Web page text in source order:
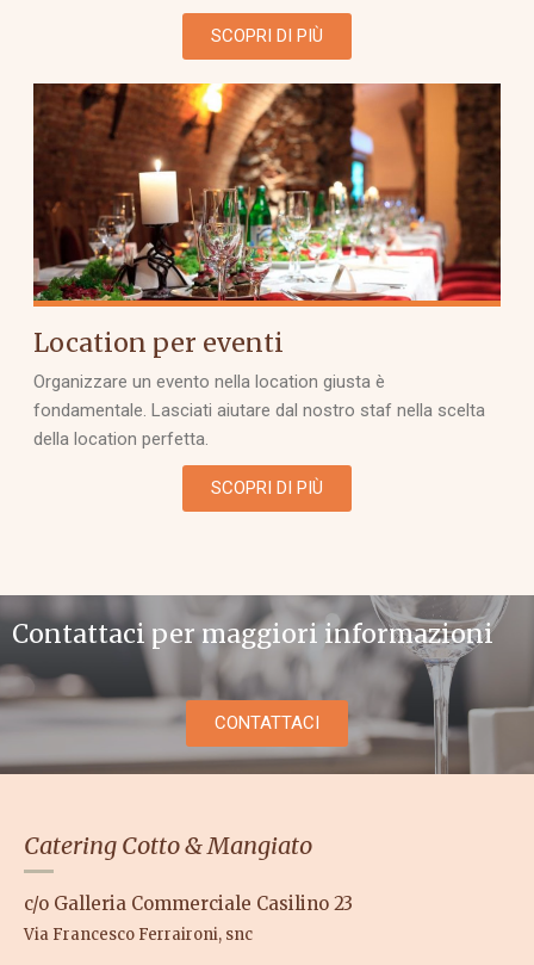
SCOPRI DI PIÙ
Location per eventi
Organizzare un evento nella location giusta è
fondamentale. Lasciati aiutare dal nostro staf nella scelta
della location perfetta.
SCOPRI DI PIÙ
Contattaci per maggiori informazioni
CONTATTACI
Catering Cotto & Mangiato
c/o Galleria Commerciale Casilino 23
Via Francesco Ferraironi, snc